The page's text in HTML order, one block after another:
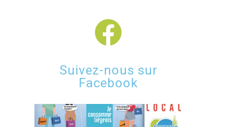
Suivez-nous sur
Facebook